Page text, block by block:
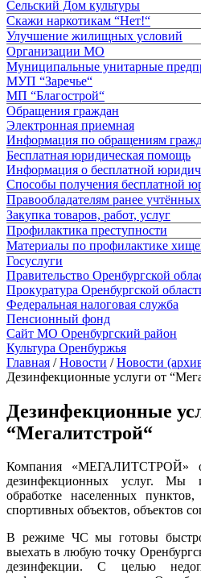
Сельский Дом культуры
Скажи наркотикам “Нет!“
Улучшение жилищных условий
Организации МО
Муниципальные унитарные
МУП “Заречье“
МП “Благострой“
Обращения граждан
Электронная приемная
Информация по обращениям
Бесплатная юридическая помощь
Информация о бесплатной
Способы получения бесплатной
Правообладателям ранее
Закупка товаров, работ, услуг
Профилактика преступности
Материалы по профилактике
Госуслуги
Правительство Оренбургской
Прокуратура Оренбургской
Федеральная налоговая служба
Пенсионный фонд
Сайт МО Оренбургский район
Культура Оренбуржья
Главная /Новости /Новости
Дезинфекционные услуги от
Дезинфекционные
“Мегалитстрой“
Компания «МЕГАЛИТСТРОЙ»
дезинфекционных услуг.
обработке населенных
спортивных объектов, объектов
В режиме ЧС мы готовы быстро
выехать в любую точку
дезинфекции. С целью